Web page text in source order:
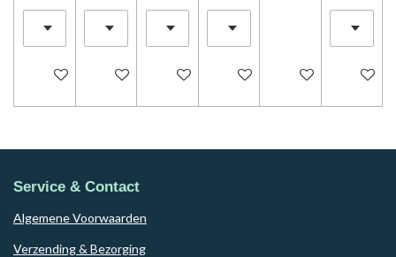
In winkelwagenIn winkelwagenIn winkelwagenIn winkelwagenIn winkelwagen
In
Service & Contact
Algemene Voorwaarden
Verzending & Bezorging